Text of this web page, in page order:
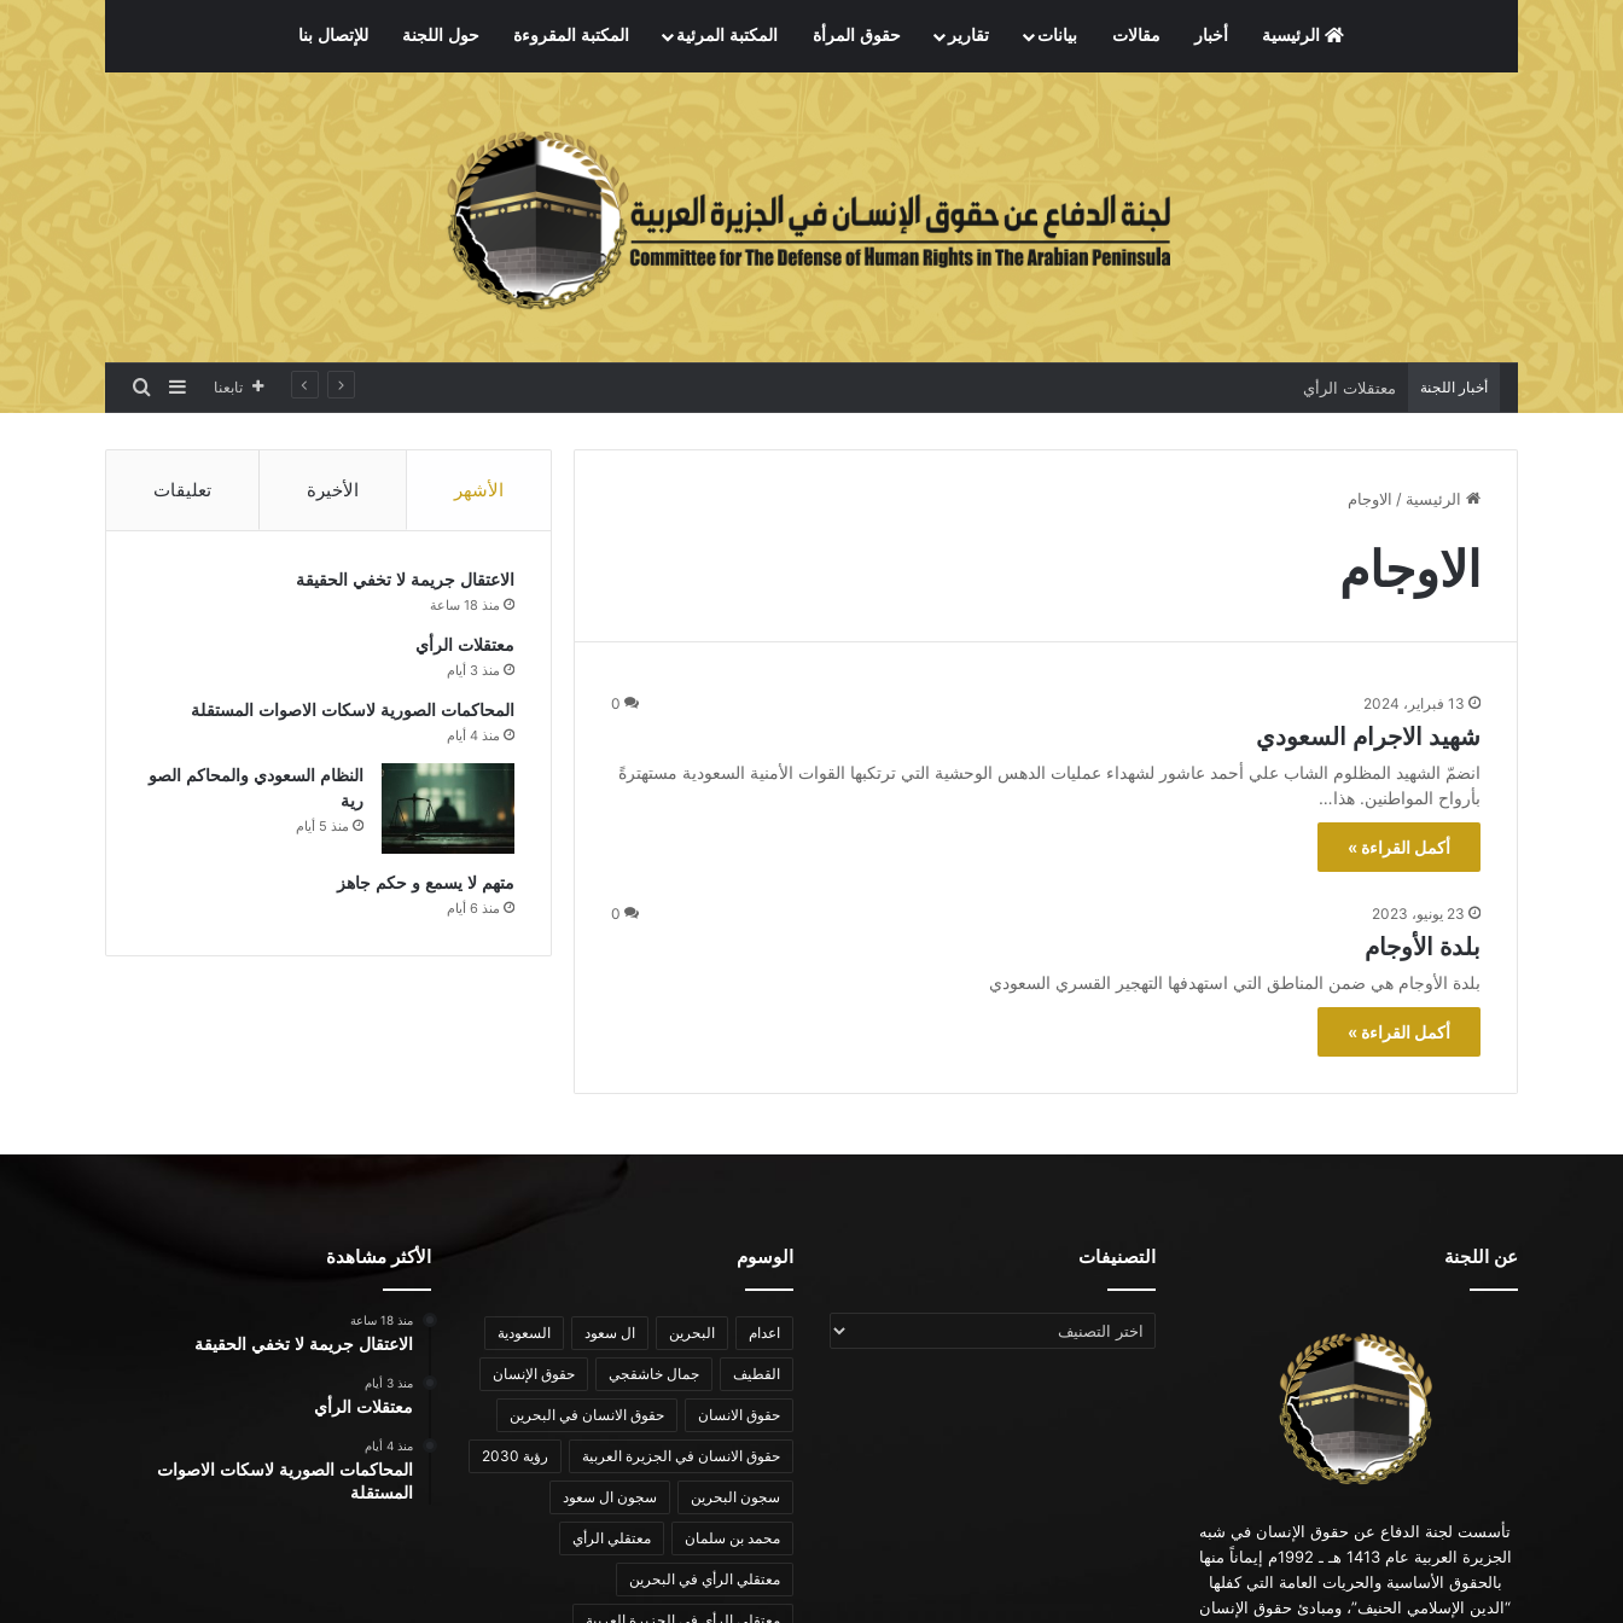
الرئيسية أخبار مقالات بيانات تقارير حقوق المرأة المكتبة المرئية المكتبة المقروءة حول اللجنة للإتصال بنا
أخبار اللجنة معتقلات الرأي تابعنا إضافة عمود جانبي
بحث عن
الرئيسية / الاوجام
الاوجام
13 فبراير، 2024 0
شهيد الاجرام السعودي
انضمّ الشهيد المظلوم الشاب علي أحمد عاشور لشهداء عمليات الدهس الوحشية التي ترتكبها القوات الأمنية السعودية مستهترةً
بأرواح المواطنين. هذا…
أكمل القراءة »
23 يونيو، 2023 0
بلدة الأوجام
بلدة الأوجام هي ضمن المناطق التي استهدفها التهجير القسري السعودي
أكمل القراءة »
الأشهر الأخيرة تعليقات
الاعتقال جريمة لا تخفي الحقيقة
منذ 18 ساعة
معتقلات الرأي
منذ 3 أيام
المحاكمات الصورية لاسكات الاصوات المستقلة
منذ 4 أيام
النظام السعودي والمحاكم الصو
رية
منذ 5 أيام
متهم لا يسمع و حكم جاهز
منذ 6 أيام
عن اللجنة
تأسست لجنة الدفاع عن حقوق الإنسان في شبه
الجزيرة العربية عام 1413 هـ ـ 1992م إيماناً منها
بالحقوق الأساسية والحريات العامة التي كفلها
“الدين الإسلامي الحنيف”، ومبادئ حقوق الإنسان
التصنيفات
التصنيفات
الوسوم
اعدام البحرين ال سعود السعودية
القطيف جمال خاشقجي حقوق الإنسان
حقوق الانسان حقوق الانسان في البحرين
حقوق الانسان في الجزيرة العربية رؤية 2030
سجون البحرين سجون ال سعود
محمد بن سلمان معتقلي الرأي
معتقلي الرأي في البحرين
الأكثر مشاهدة
منذ 18 ساعة
الاعتقال جريمة لا تخفي الحقيقة
منذ 3 أيام
معتقلات الرأي
منذ 4 أيام
المحاكمات الصورية لاسكات الاصوات
المستقلة